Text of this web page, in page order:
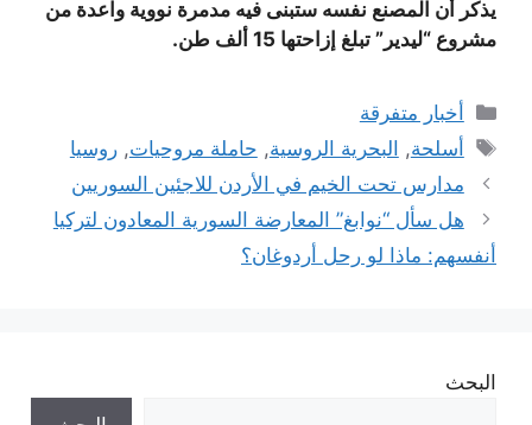
يذكر أن المصنع نفسه ستبنى فيه مدمرة نووية واعدة من
مشروع “ليدير” تبلغ إزاحتها 15 ألف طن.
التصنيفات
أخبار متفرقة
الوسوم
أسلحة, البحرية الروسية, حاملة مروحيات,روسيا
مدارس تحت الخيم في الأردن للاجئين السوريين
هل سأل “نوابغ” المعارضة السورية المعادون لتركيا
أنفسهم: ماذا لو رحل أردوغان؟
البحث